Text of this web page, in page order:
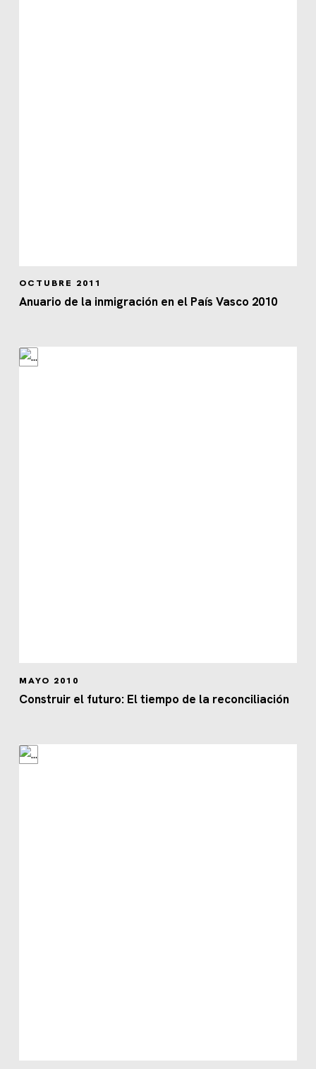
OCTUBRE 2011
Anuario de la inmigración en el País Vasco 2010
MAYO 2010
Construir el futuro: El tiempo de la reconciliación